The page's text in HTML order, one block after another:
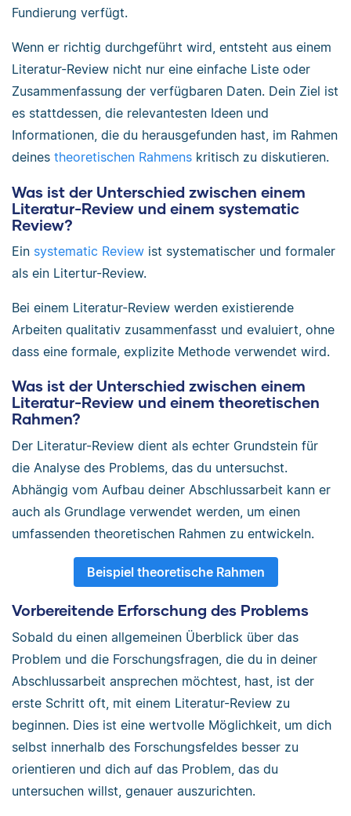
Fundierung verfügt.
Wenn er richtig durchgeführt wird, entsteht aus einem
Literatur-Review nicht nur eine einfache Liste oder
Zusammenfassung der verfügbaren Daten. Dein Ziel ist
es stattdessen, die relevantesten Ideen und
Informationen, die du herausgefunden hast, im Rahmen
deines theoretischen Rahmens kritisch zu diskutieren.
Was ist der Unterschied zwischen einem
Literatur-Review und einem systematic
Review?
Ein systematic Review ist systematischer und formaler
als ein Litertur-Review.
Bei einem Literatur-Review werden existierende
Arbeiten qualitativ zusammenfasst und evaluiert, ohne
dass eine formale, explizite Methode verwendet wird.
Was ist der Unterschied zwischen einem
Literatur-Review und einem theoretischen
Rahmen?
Der Literatur-Review dient als echter Grundstein für
die Analyse des Problems, das du untersuchst.
Abhängig vom Aufbau deiner Abschlussarbeit kann er
auch als Grundlage verwendet werden, um einen
umfassenden theoretischen Rahmen zu entwickeln.
Beispiel theoretische Rahmen
Vorbereitende Erforschung des Problems
Sobald du einen allgemeinen Überblick über das
Problem und die Forschungsfragen, die du in deiner
Abschlussarbeit ansprechen möchtest, hast, ist der
erste Schritt oft, mit einem Literatur-Review zu
beginnen. Dies ist eine wertvolle Möglichkeit, um dich
selbst innerhalb des Forschungsfeldes besser zu
orientieren und dich auf das Problem, das du
untersuchen willst, genauer auszurichten.